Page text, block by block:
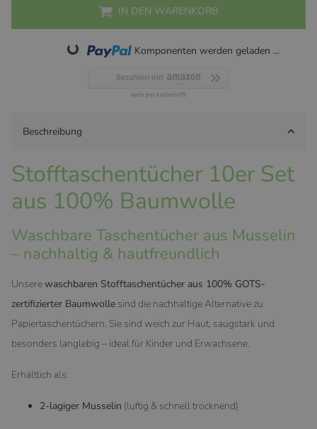
IN DEN WARENKORB
Loading... Komponenten werden geladen ...
Beschreibung
Stofftaschentücher 10er Set
aus 100% Baumwolle
Waschbare Taschentücher aus Musselin
– nachhaltig & hautfreundlich
Unserewaschbaren Stofftaschentücher aus 100% GOTS-
zertifizierter Baumwolle sind die nachhaltige Alternative zu
Papiertaschentüchern. Sie sind weich zur Haut, saugstark und
besonders langlebig – ideal für Kinder und Erwachsene.
Erhältlich als:
2-lagiger Musselin (luftig & schnell trocknend)